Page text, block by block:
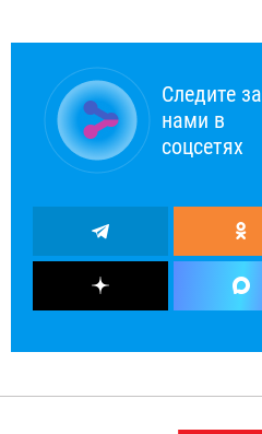
Следите за
нами в
соцсетях